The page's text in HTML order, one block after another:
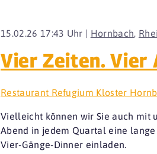
15.02.26 17:43 Uhr | Hornbach,
Vier Zeiten. Vier
Restaurant Refugium Kloster
Vielleicht können wir Sie auch mit
Abend in jedem Quartal eine
Vier-Gänge-Dinner einladen.